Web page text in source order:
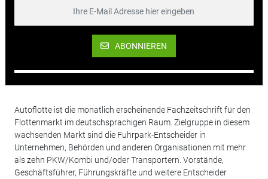
ABONNIEREN
Autoflotte ist die monatlich erscheinende Fachzeitschrift für den
Flottenmarkt im deutschsprachigen Raum. Zielgruppe in diesem
wachsenden Markt sind die Fuhrpark-Entscheider in
Unternehmen, Behörden und anderen Organisationen mit mehr
als zehn PKW/Kombi und/oder Transportern. Vorstände,
Geschäftsführer, Führungskräfte und weitere Entscheider